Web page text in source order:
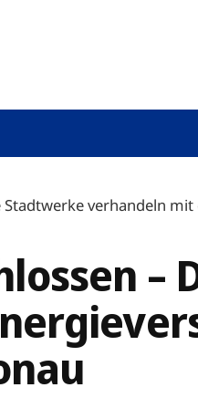
verhandeln
–